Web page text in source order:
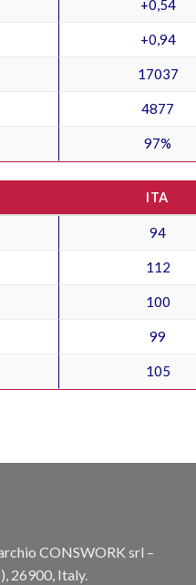
+0,54
+0,94
17037
4877
97%
ITA
94
112
100
99
105
CONSWORK srl –
26900, Italy.